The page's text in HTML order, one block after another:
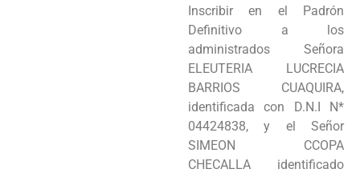
Intranet
Inscribir en el Padrón
Definitivo a los
administrados Señora
ELEUTERIA LUCRECIA
BARRIOS CUAQUIRA,
identificada con D.N.I N*
04424838, y el Señor
SIMEON CCOPA
CHECALLA identificado